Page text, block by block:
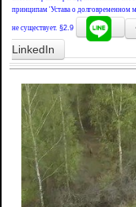
принципам 'Устава о долговременном
не существует. §2.9
LinkedIn